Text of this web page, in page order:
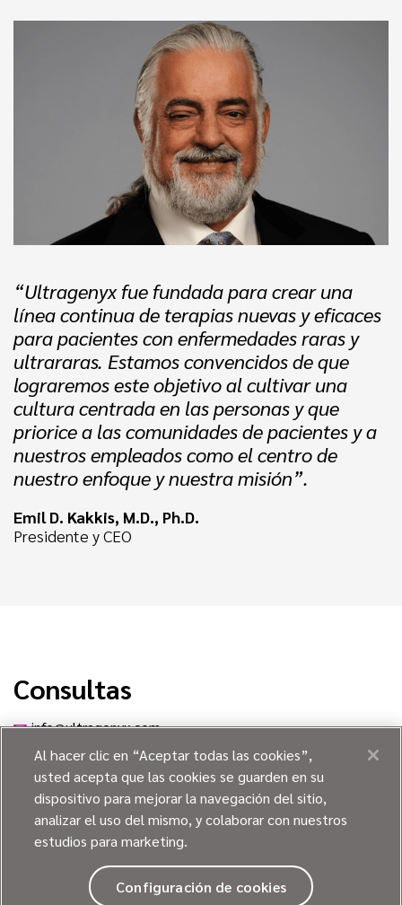
“Ultragenyx fue fundada para crear una
línea continua de terapias nuevas y eficaces
para pacientes con enfermedades raras y
ultrararas. Estamos convencidos de que
lograremos este objetivo al cultivar una
cultura centrada en las personas y que
priorice a las comunidades de pacientes y a
nuestros empleados como el centro de
nuestro enfoque y nuestra misión”.
Emil D. Kakkis, M.D., Ph.D.
Presidente y CEO
Consultas
info@ultragenyx.com
Al hacer clic en “Aceptar todas las cookies”,
usted acepta que las cookies se guarden en su
dispositivo para mejorar la navegación del sitio,
analizar el uso del mismo, y colaborar con nuestros
estudios para marketing.
Configuración de cookies